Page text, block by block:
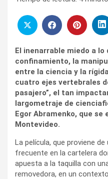
El inenarrable miedo a lo
confinamiento, la
entre la ciencia y la
cuatro ejes vertebrales
pasajero”, el tan
largometraje de
Egor Abramenko, que se
Montevideo.
La película, que proviene
frecuente en la cartelera
apuesta a la taquilla con
removedora, en un